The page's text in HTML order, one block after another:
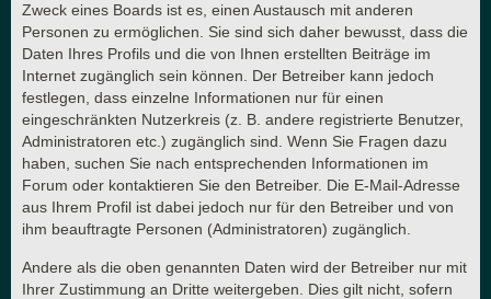
Zweck eines Boards ist es, einen Austausch mit anderen
Personen zu ermöglichen. Sie sind sich daher bewusst, dass die
Daten Ihres Profils und die von Ihnen erstellten Beiträge im
Internet zugänglich sein können. Der Betreiber kann jedoch
festlegen, dass einzelne Informationen nur für einen
eingeschränkten Nutzerkreis (z. B. andere registrierte Benutzer,
Administratoren etc.) zugänglich sind. Wenn Sie Fragen dazu
haben, suchen Sie nach entsprechenden Informationen im
Forum oder kontaktieren Sie den Betreiber. Die E-Mail-Adresse
aus Ihrem Profil ist dabei jedoch nur für den Betreiber und von
ihm beauftragte Personen (Administratoren) zugänglich.
Andere als die oben genannten Daten wird der Betreiber nur mit
Ihrer Zustimmung an Dritte weitergeben. Dies gilt nicht, sofern